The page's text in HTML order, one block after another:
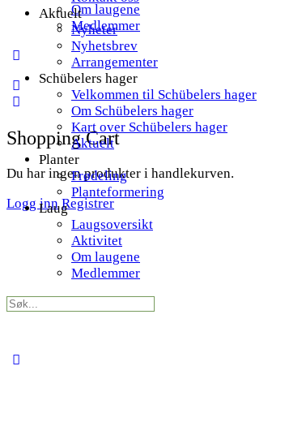
Om laugene
Medlemmer
options
Shopping Cart
Du har ingen produkter i handlekurven.
Logg inn Registrer
Aktuelt
Nyheter
Nyhetsbrev
Arrangementer
Schübelers hager
Velkommen til Schübelers hager
Om Schübelers hager
Kart over Schübelers hager
Aktuelt
Planter
Frødeling
Planteformering
Laug
Laugsoversikt
Aktivitet
Om laugene
Medlemmer
Search